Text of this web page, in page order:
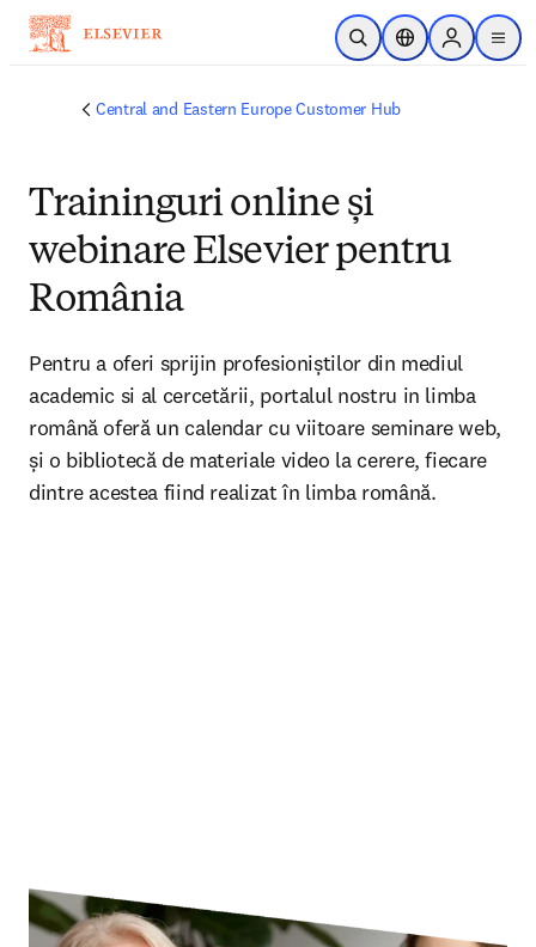
Skip to main content
Open SearchLocation Selector
Sign in to
menu
Central and Eastern Europe Customer Hub
Traininguri online și
webinare Elsevier pentru
România
Pentru a oferi sprijin profesioniștilor din mediul
academic si al cercetării, portalul nostru in limba
română oferă un calendar cu viitoare seminare web,
și o bibliotecă de materiale video la cerere, fiecare
dintre acestea fiind realizat în limba română.